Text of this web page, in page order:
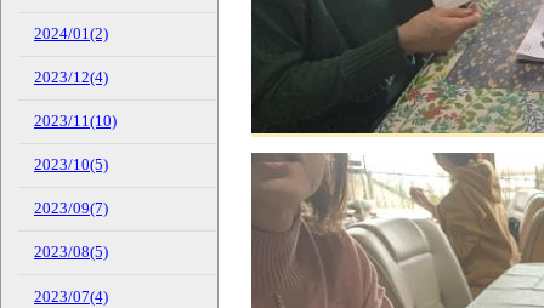
2024/01(2)
2023/12(4)
2023/11(10)
2023/10(5)
2023/09(7)
2023/08(5)
2023/07(4)